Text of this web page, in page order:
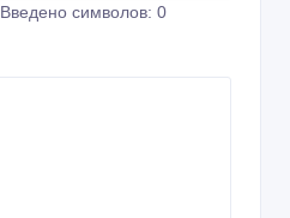
Введено символов: 0